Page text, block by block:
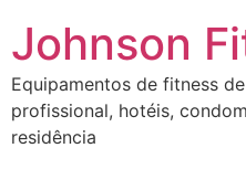
Johnson
Equipamentos de fitness
profissional, hotéis,
residência